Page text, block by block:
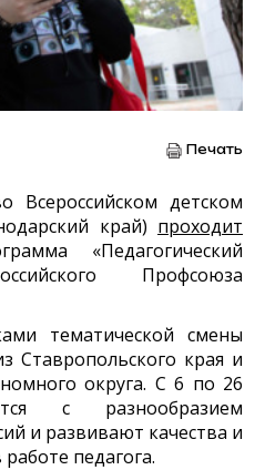
Печать
детском
край) проходит
«Педагогический
Профсоюза
тематической смены
Ставропольского края и
округа. С 6 по 26
с разнообразием
и развивают качества и
педагога.